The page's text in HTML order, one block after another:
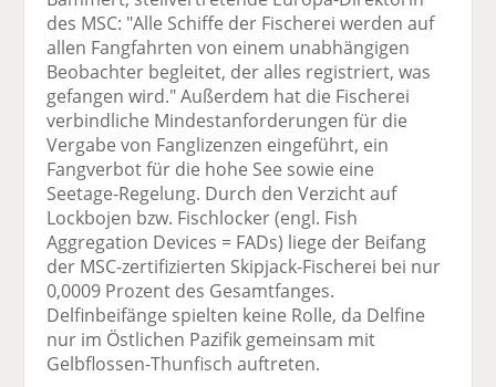
des MSC: "Alle Schiffe der Fischerei werden auf
allen Fangfahrten von einem unabhängigen
Beobachter begleitet, der alles registriert, was
gefangen wird." Außerdem hat die Fischerei
verbindliche Mindestanforderungen für die
Vergabe von Fanglizenzen eingeführt, ein
Fangverbot für die hohe See sowie eine
Seetage-Regelung. Durch den Verzicht auf
Lockbojen bzw. Fischlocker (engl. Fish
Aggregation Devices = FADs) liege der Beifang
der MSC-zertifizierten Skipjack-Fischerei bei nur
0,0009 Prozent des Gesamtfanges.
Delfinbeifänge spielten keine Rolle, da Delfine
nur im Östlichen Pazifik gemeinsam mit
Gelbflossen-Thunfisch auftreten.